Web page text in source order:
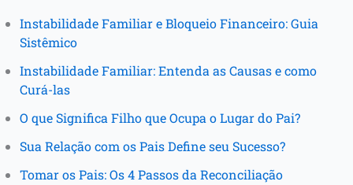
Instabilidade Familiar e Bloqueio Financeiro: Guia
Sistêmico
Instabilidade Familiar: Entenda as Causas e como
Curá-las
O que Significa Filho que Ocupa o Lugar do Pai?
Sua Relação com os Pais Define seu Sucesso?
Tomar os Pais: Os 4 Passos da Reconciliação